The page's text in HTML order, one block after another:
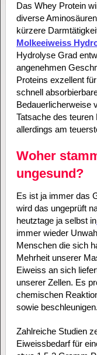
Das Whey Protein
diverse
kürzere
Molkeeiweiss
Hydrolyse Grad
angenehmen
Proteins exzellent
schnell
Bedauerlicherweise
Tatsache des
allerdings am
Woher
ungesund?
Es ist ja immer das
wird das ungeprüft
heutztage ja selbst in
immer wieder
Menschen die sich
Mehrheit unserer
Eiweiss an sich
unserer Zellen. Es
chemischen
sowie beschleunigen.
Zahlreiche Studien
Eiweissbedarf für